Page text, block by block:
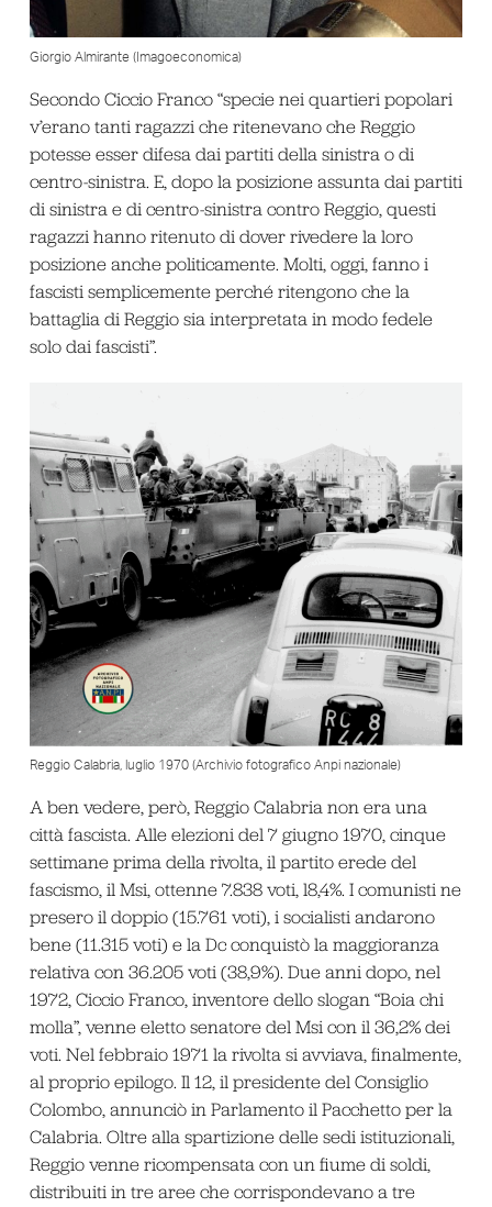
Giorgio Almirante (Imagoeconomica)
Secondo Ciccio Franco “specie nei quartieri popolari
v’erano tanti ragazzi che ritenevano che Reggio
potesse esser difesa dai partiti della sinistra o di
centro-sinistra. E, dopo la posizione assunta dai partiti
di sinistra e di centro-sinistra contro Reggio, questi
ragazzi hanno ritenuto di dover rivedere la loro
posizione anche politicamente. Molti, oggi, fanno i
fascisti semplicemente perché ritengono che la
battaglia di Reggio sia interpretata in modo fedele
solo dai fascisti”.
Reggio Calabria, luglio 1970 (Archivio fotografico Anpi nazionale)
A ben vedere, però, Reggio Calabria non era una
città fascista. Alle elezioni del 7 giugno 1970, cinque
settimane prima della rivolta, il partito erede del
fascismo, il Msi, ottenne 7.838 voti, l8,4%. I comunisti ne
presero il doppio (15.761 voti), i socialisti andarono
bene (11.315 voti) e la Dc conquistò la maggioranza
relativa con 36.205 voti (38,9%). Due anni dopo, nel
1972, Ciccio Franco, inventore dello slogan “Boia chi
molla”, venne eletto senatore del Msi con il 36,2% dei
voti. Nel febbraio 1971 la rivolta si avviava, finalmente,
al proprio epilogo. Il 12, il presidente del Consiglio
Colombo, annunciò in Parlamento il Pacchetto per la
Calabria. Oltre alla spartizione delle sedi istituzionali,
Reggio venne ricompensata con un fiume di soldi,
distribuiti in tre aree che corrispondevano a tre